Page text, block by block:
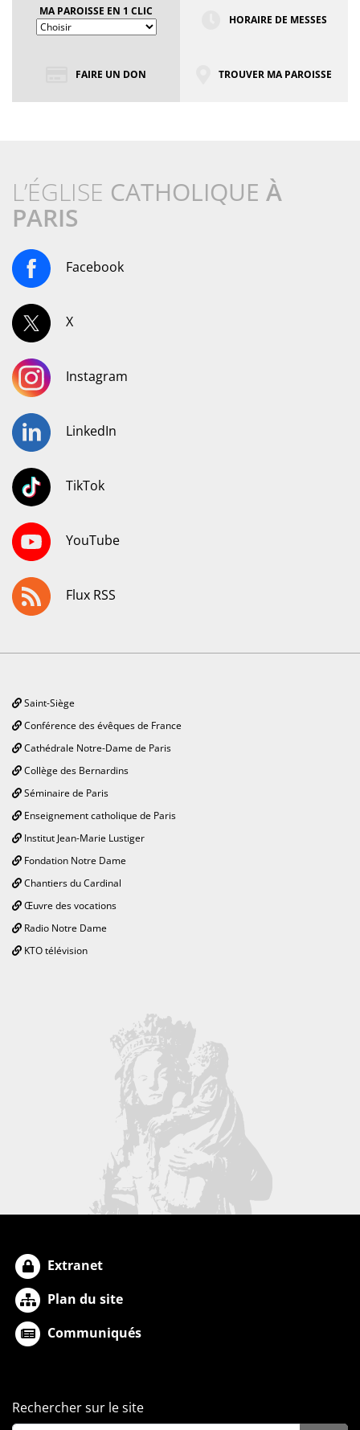
MA PAROISSE EN 1 CLIC
HORAIRE DE MESSES
FAIRE UN DON TROUVER MA PAROISSE
L’ÉGLISE CATHOLIQUE À
PARIS
Facebook
X
Instagram
LinkedIn
TikTok
YouTube
Flux RSS
Saint-Siège
Conférence des évêques de France
Cathédrale Notre-Dame de Paris
Collège des Bernardins
Séminaire de Paris
Enseignement catholique de Paris
Institut Jean-Marie Lustiger
Fondation Notre Dame
Chantiers du Cardinal
Œuvre des vocations
Radio Notre Dame
KTO télévision
Extranet
Plan du site
Communiqués
Rechercher sur le site